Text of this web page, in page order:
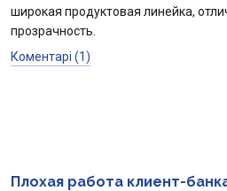
Інтернет-банкінг
широкая продуктовая линейка,
прозрачность.
Коментарі (1)
Плохая работа клиент-